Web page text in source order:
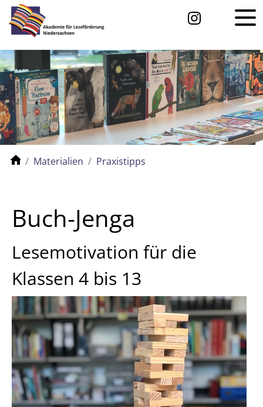
Materialien Praxistipps
Buch-Jenga
Lesemotivation für die
Klassen 4 bis 13